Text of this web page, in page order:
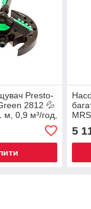
Presto-
2812 💦
0,9 м³/год,
5